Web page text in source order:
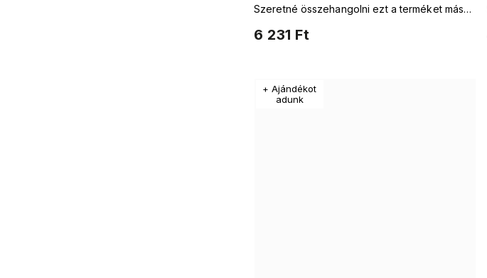
cirkóniákkal 3001482
6 231 Ft
Szeretné összehangolni ezt a terméket más
Az élet fájaFülbevalók életfaKarkötők
+ Ajándékot
adunk